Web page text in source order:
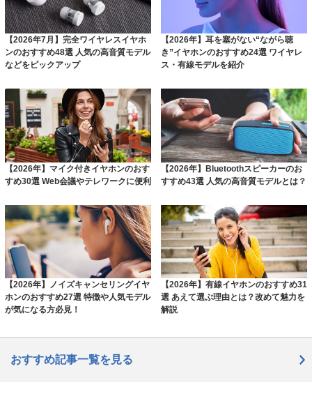
【2026年7月】完全ワイヤレスイヤホ
ンのおすすめ48選 人気の高音質モデル
などをピックアップ
【2026年】耳を塞がない“ながら聴
き”イヤホンのおすすめ24選 ワイヤレ
ス・有線モデルを紹介
【2026年】マイク付きイヤホンのおす
すめ30選 Web会議やテレワークに便利
【2026年】Bluetoothスピーカーのお
すすめ43選 人気の高音質モデルとは？
【2026年】ノイズキャンセリングイヤ
ホンのおすすめ27選 特徴や人気モデル
が気になる方必見！
【2026年】有線イヤホンのおすすめ31
選 あえて選ぶ理由とは？改めて魅力を
解説
おすすめ記事一覧を見る